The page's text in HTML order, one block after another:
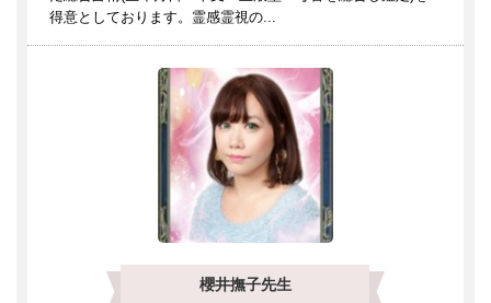
得意としております。霊感霊視の...
櫻井撫子先生